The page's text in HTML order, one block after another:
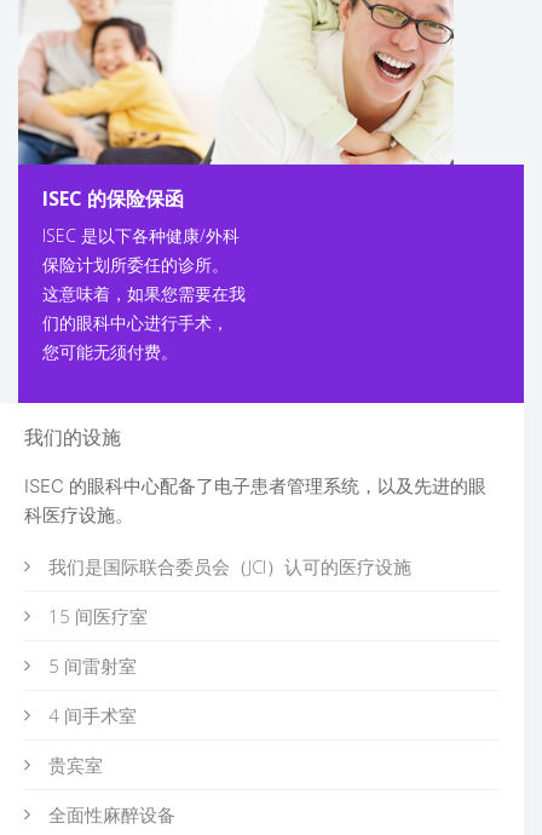
ISEC 的保险保函
ISEC 是以下各种健康/外科
保险计划所委任的诊所。
这意味着，如果您需要在我
们的眼科中心进行手术，
您可能无须付费。
我们的设施
ISEC 的眼科中心配备了电子患者管理系统，以及先进的眼
科医疗设施。
我们是国际联合委员会（JCI）认可的医疗设施
15 间医疗室
5 间雷射室
4 间手术室
贵宾室
全面性麻醉设备